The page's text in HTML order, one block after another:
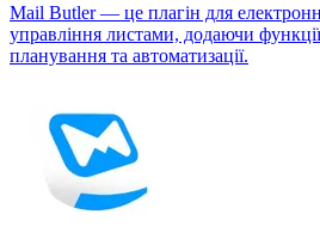
Mail Butler — це плагін для
управління листами, додаючи
планування та автоматизації.